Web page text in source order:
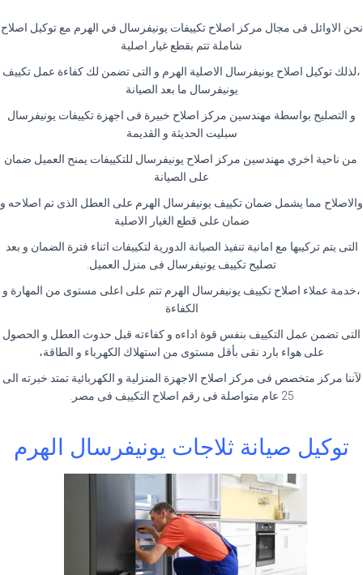
نحن الاوائل فى مجال مركز اصلاح تكييفات يونيفرسال في الهرم مع توكيل اصلاح
شاملة تتم بقطع غيار اصلية
،لذلك توكيل اصلاح يونيفرسال الاصلية الهرم و التى تضمن لك كفاءة عمل تكييف
يونيفرسال ما بعد الصيانة
و التصليح بواسطة مهندسين مركز اصلاح خبيرة فى اجهزة تكييفات يونيفرسال
سبليت الحديثة و القديمة
من ناحية اخري مهندسين مركز اصلاح يونيفرسال للتكييفات يمنح العميل ضمان
على الصيانة
والاصلاح مما يشمل ضمان تكييف يونيفرسال الهرم على العطل الذى تم اصلاحه و
ضمان على قطع الغيار الاصلية
التى يتم تركيبها مع امانية تنفيذ الصيانة الدورية لتكييفات اثناء فترة الضمان و بعد
تصليح تكييف يونيفرسال فى منزل العميل.
،خدمة عملاء اصلاح تكييف يونيفرسال الهرم تتم على اعلى مستوى من المهارة و
الكفاءة
التى تضمن عمل التكييف بنفس قوة اداءه و كفاءته قبل حدوث العطل و الحصول
على هواء بارد نقى بأقل مستوى من استهلاك الكهرباء و الطاقة،
لآننا مركز متخصص فى مركز اصلاح الاجهزة المنزلية و الكهربائية تمتد خبرته الى
25 عام متواصلة فى رقم اصلاح التكييف فى مصر.
توكيل صيانة ثلاجات يونيفرسال الهرم